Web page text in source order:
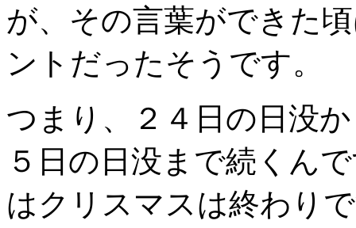
が、その言葉ができた
ントだったそうです。
つまり、２４日の日没
５日の日没まで続くん
はクリスマスは終わり